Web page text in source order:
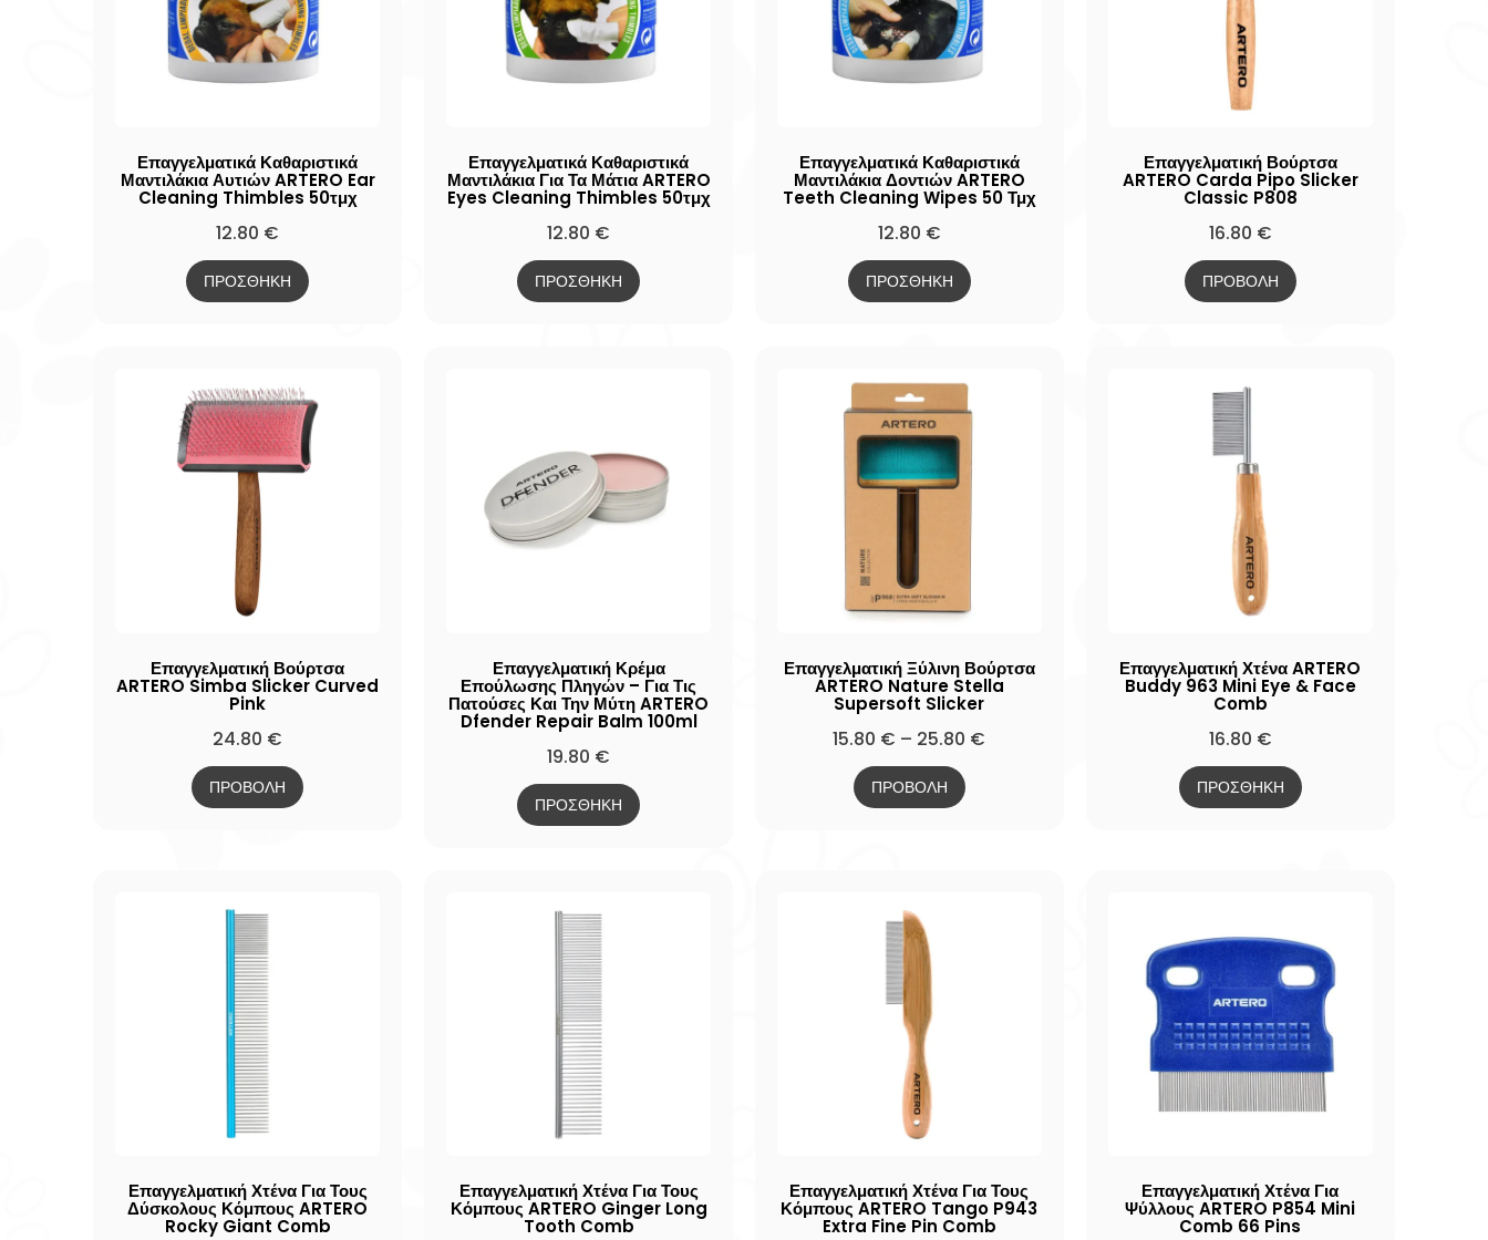
Επαγγελματικά Καθαριστικά
Μαντιλάκια Αυτιών ARTERO Ear
Cleaning Thimbles 50τμχ
12.80 €
ΠΡΟΣΘΗΚΗ
Επαγγελματικά Καθαριστικά
Μαντιλάκια Για Τα Μάτια ARTERO
Eyes Cleaning Thimbles 50τμχ
12.80 €
ΠΡΟΣΘΗΚΗ
Επαγγελματικά Καθαριστικά
Μαντιλάκια Δοντιών ARTERO
Teeth Cleaning Wipes 50 Τμχ
12.80 €
ΠΡΟΣΘΗΚΗ
Επαγγελματική Βούρτσα
ARTERO Carda Pipo Slicker
Classic P808
16.80 €
ΠΡΟΒΟΛΗ
Επαγγελματική Βούρτσα
ARTERO Simba Slicker Curved
Pink
24.80 €
ΠΡΟΒΟΛΗ
Επαγγελματική Κρέμα
Επούλωσης Πληγών – Για Τις
Πατούσες Και Την Μύτη ARTERO
Dfender Repair Balm 100ml
19.80 €
ΠΡΟΣΘΗΚΗ
Επαγγελματική Ξύλινη Βούρτσα
ARTERO Nature Stella
Supersoft Slicker
15.80 € – 25.80 €
ΠΡΟΒΟΛΗ
Επαγγελματική Χτένα ARTERO
Buddy 963 Mini Eye & Face
Comb
16.80 €
ΠΡΟΣΘΗΚΗ
Επαγγελματική Χτένα Για Τους
Δύσκολους Κόμπους ARTERO
Rocky Giant Comb
Επαγγελματική Χτένα Για Τους
Κόμπους ARTERO Ginger Long
Tooth Comb
Επαγγελματική Χτένα Για Τους
Κόμπους ARTERO Tango P943
Extra Fine Pin Comb
Επαγγελματική Χτένα Για
Ψύλλους ARTERO P854 Mini
Comb 66 Pins